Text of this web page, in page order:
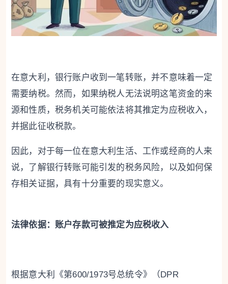
在意大利，银行账户收到一笔转账，并不意味着一定
需要纳税。然而，如果纳税人无法说明这笔资金的来
源和性质，税务机关可能依法将其推定为应税收入，
并据此征收税款。
因此，对于每一位在意大利生活、工作或经商的人来
说，了解银行转账可能引发的税务风险，以及如何保
存相关证据，具有十分重要的现实意义。
法律依据：账户存款可被推定为应税收入
根据意大利《第600/1973号总统令》（DPR